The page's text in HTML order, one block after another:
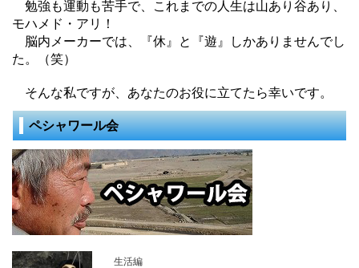
勉強も運動も苦手で、これまでの人生は山あり谷あり、
モハメド・アリ！
脳内メーカーでは、『休』と『遊』しかありませんでし
た。（笑）
そんな私ですが、あなたのお役に立てたら幸いです。
ペシャワール会
生活編